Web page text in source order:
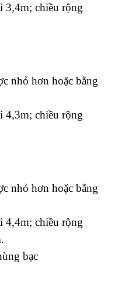
3,4m; chiều rộng
nhỏ hơn hoặc bằng
4,3m; chiều rộng
nhỏ hơn hoặc bằng
4,4m; chiều rộng
bạc